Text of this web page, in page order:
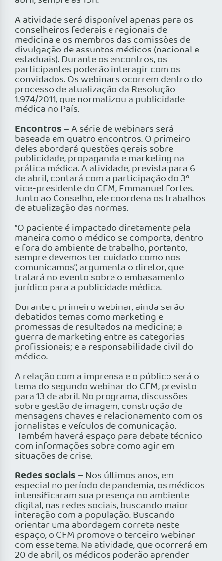
A atividade será disponível apenas para os
conselheiros federais e regionais de
medicina e os membros das comissões de
divulgação de assuntos médicos (nacional e
estaduais). Durante os encontros, os
participantes poderão interagir com os
convidados. Os webinars ocorrem dentro do
processo de atualização da Resolução
1.974/2011, que normatizou a publicidade
médica no País.
Encontros –A série de webinars será
baseada em quatro encontros. O primeiro
deles abordará questões gerais sobre
publicidade, propaganda e marketing na
prática médica. A atividade, prevista para 6
de abril, contará com a participação do 3º
vice-presidente do CFM, Emmanuel Fortes.
Junto ao Conselho, ele coordena os trabalhos
de atualização das normas.
“O paciente é impactado diretamente pela
maneira como o médico se comporta, dentro
e fora do ambiente de trabalho, portanto,
sempre devemos ter cuidado como nos
comunicamos”, argumenta o diretor, que
tratará no evento sobre o embasamento
jurídico para a publicidade médica.
Durante o primeiro webinar, ainda serão
debatidos temas como marketing e
promessas de resultados na medicina; a
guerra de marketing entre as categorias
profissionais; e a responsabilidade civil do
médico.
A relação com a imprensa e o público será o
tema do segundo webinar do CFM, previsto
para 13 de abril. No programa, discussões
sobre gestão de imagem, construção de
mensagens chaves e relacionamento com os
jornalistas e veículos de comunicação.
Também haverá espaço para debate técnico
com informações sobre como agir em
situações de crise.
Redes sociais –Nos últimos anos, em
especial no período de pandemia, os médicos
intensificaram sua presença no ambiente
digital, nas redes sociais, buscando maior
interação com a população. Buscando
orientar uma abordagem correta neste
espaço, o CFM promove o terceiro webinar
com esse tema. Na atividade, que ocorrerá em
20 de abril, os médicos poderão aprender